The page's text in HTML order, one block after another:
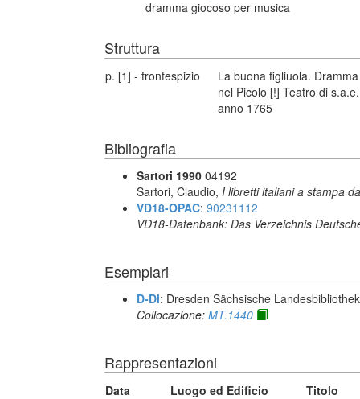
dramma giocoso per musica
Struttura
p. [1] - frontespizio
La buona figliuola.
nel Picolo [!] Teatro di
anno 1765
Bibliografia
Sartori 1990 04192
Sartori, Claudio, I libretti italiani a stampa
VD18-OPAC: 90231112
VD18-Datenbank: Das Verzeichnis
Esemplari
D-Dl: Dresden Sächsische
Collocazione: MT.1440
Rappresentazioni
Data Luogo ed Edificio
Titolo